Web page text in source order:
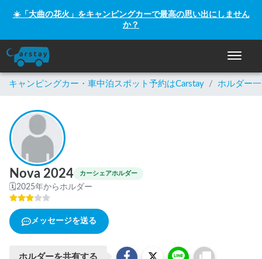
☀️「大曲の花火」をキャンピングカーで最高の思い出にしません
か？
ナビゲ
キャンピングカー・車中泊スポット予約はCarstay / ホルダー
Nova 2024 カーシェアホルダー
🗓2025年からホルダー
メッセージを送る
ホルダーを共有する